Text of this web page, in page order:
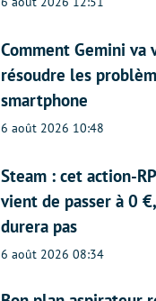
Comment Gemini va
résoudre les
smartphone
6 août 2026 10:48
Steam : cet action-
vient de passer à 0
durera pas
6 août 2026 08:34